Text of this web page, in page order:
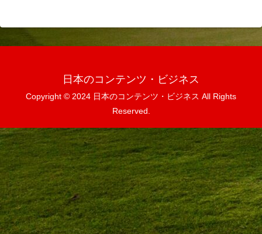
日本のコンテンツ・ビジネス
Copyright © 2024 日本のコンテンツ・ビジネス All Rights
Reserved.